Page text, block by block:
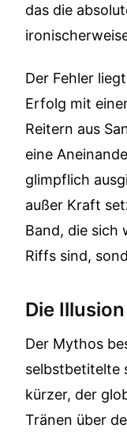
das die
Der Fehler
Erfolg mit
Reitern aus
eine
glimpflich
außer Kraft
Band, die sich
Riffs sind,
Die
Der Mythos
selbstbetitelte
kürzer, der
Tränen über